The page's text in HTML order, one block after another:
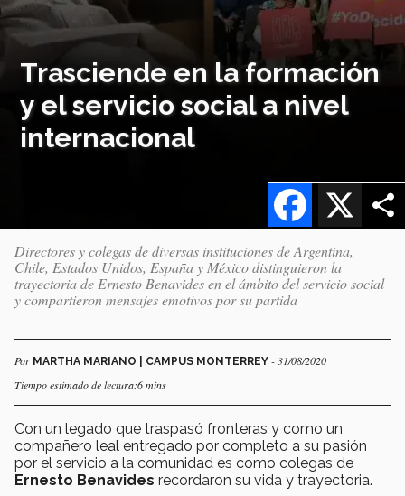
Trasciende en la formación
y el servicio social a nivel
internacional
X
Facebook
Directores y colegas de diversas instituciones de Argentina,
Chile, Estados Unidos, España y México distinguieron la
trayectoria de Ernesto Benavides en el ámbito del servicio social
y compartieron mensajes emotivos por su partida
Por MARTHA MARIANO | CAMPUS MONTERREY - 31/08/2020
Tiempo estimado de lectura:6 mins
Con un legado que traspasó fronteras y como un
compañero leal entregado por completo a su pasión
por el servicio a la comunidad es como colegas de
Ernesto Benavides recordaron su vida y trayectoria.